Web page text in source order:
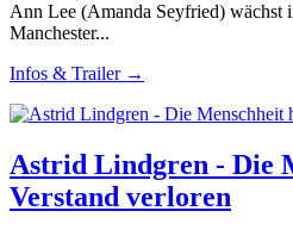
Ann Lee (Amanda Seyfried) wächst
Manchester...
Infos & Trailer →
Astrid Lindgren - Die
Verstand verloren